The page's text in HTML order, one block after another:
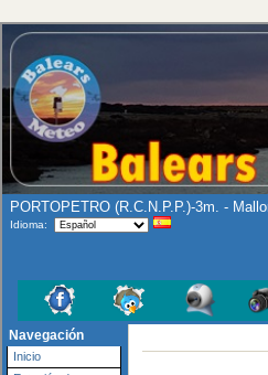
PORTOPETRO (R.C.N.P.P.)-3m. -
Idioma:
Navegación
Inicio